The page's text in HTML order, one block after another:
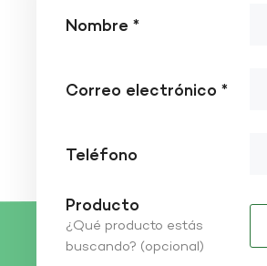
Nombre *
Correo electrónico *
Teléfono
Producto
¿Qué producto estás
buscando? (opcional)